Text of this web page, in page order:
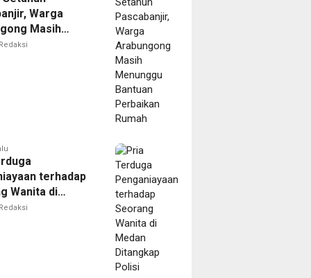
Warga
Masih
Bantuan
Redaksi
terhadap
Wanita di
Polisi
Redaksi